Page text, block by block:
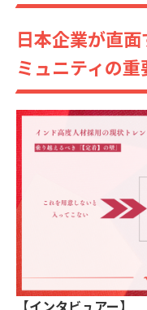
日本企業が直
ミュニティの重
【インタビュアー】